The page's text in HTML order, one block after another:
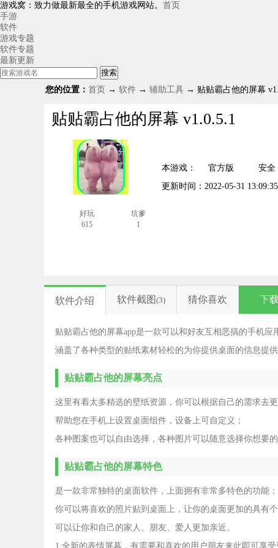
游戏窝：致力做最新最全的手机游戏网站。 首页
手游
软件
游戏专题
软件专题
最新更新
搜索
您的位置： 首页 → 软件 → 辅助工具 → 贴贴霸占他的屏幕
贴贴霸占他的屏幕 v1.0.5.1
5.0
分
好玩
615
坑爹
1
本游戏： 官方版 安全
更新时间： 2022-05-31 13:09:35
软件介绍 软件截图 (3) 猜你喜欢 下
贴贴霸占他的屏幕app是一款可以和好友互相恶搞的手机
涵盖了各种类型的贴纸素材轻松的为你提供桌面的信息提
贴贴霸占他的屏幕亮点
这里有着太多精选的壁纸资源，你可以根据自己的需求去更
帮助您在手机上设置桌面组件，设备上可自定义；
各种图案也可以自由选择，各种图片可以随意选择你想要的
贴贴霸占他的屏幕特色
是一款非常独特的桌面软件，上面拥有非常多特色的功能；
你可以将喜欢的照片贴到桌面上，让你的桌面更加的具有个
可以让你和自己的家人、朋友、爱人更加亲近。
1.全新的表情屏幕，有需要和喜欢的用户朋友来此即可享